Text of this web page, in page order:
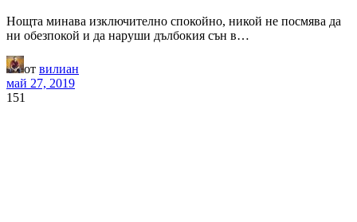
Нощта минава изключително спокойно, никой не посмява да
ни обезпокой и да наруши дълбокия сън в…
от вилиан
май 27, 2019
151